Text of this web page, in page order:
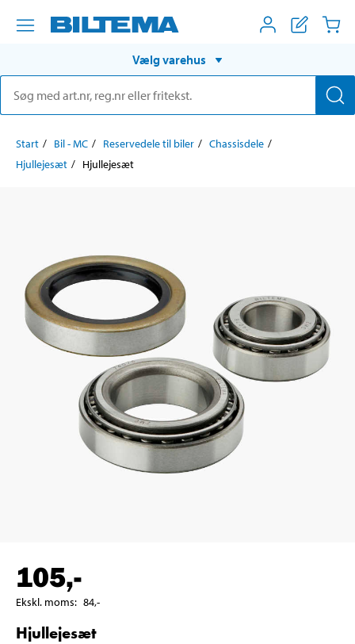
Vælg varehus
Start Bil - MC Reservedele til biler
Chassisdele
Hjullejesæt
Hjullejesæt
105,-
Ekskl. moms: 84,-
Hjullejesæt